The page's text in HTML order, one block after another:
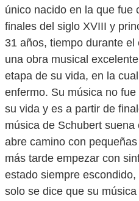
único nacido en la que fue
finales del siglo XVIII y
31 años, tiempo durante
una obra musical
etapa de su vida, en la
enfermo. Su música no
su vida y es a partir de
música de Schubert
abre camino con
más tarde empezar con
estado siempre
solo se dice que su